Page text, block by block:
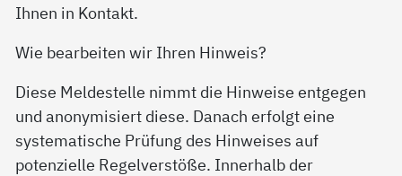
Ihnen in Kontakt.
Wie bearbeiten wir Ihren Hinweis?
Diese Meldestelle nimmt die Hinweise entgegen
und anonymisiert diese. Danach erfolgt eine
systematische Prüfung des Hinweises auf
potenzielle Regelverstöße. Innerhalb der